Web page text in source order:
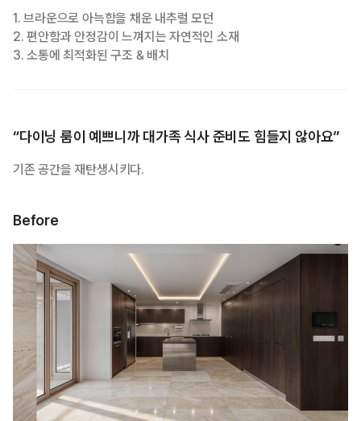
1. 브라운으로 아늑함을 채운 내추럴 모던
2. 편안함과 안정감이 느껴지는 자연적인 소재
3. 소통에 최적화된 구조 & 배치
“다이닝 룸이 예쁘니까 대가족 식사 준비도 힘들지 않아요”
기존 공간을 재탄생시키다.
Before